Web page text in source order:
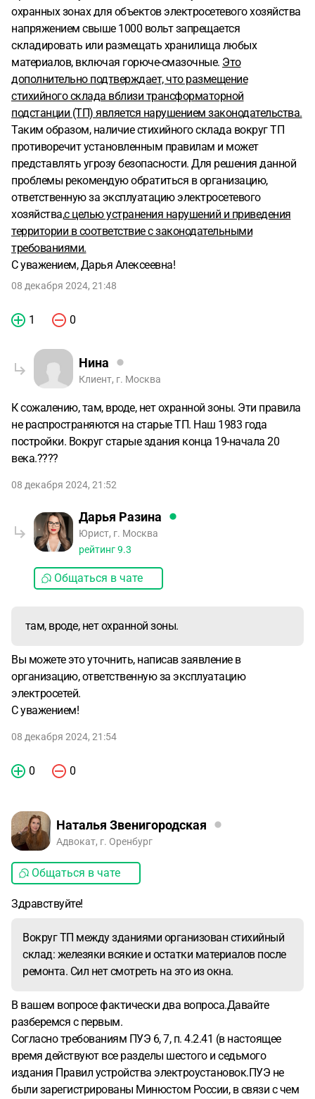
охранных зонах для объектов электросетевого хозяйства
напряжением свыше 1000 вольт запрещается
складировать или размещать хранилища любых
материалов, включая горюче-смазочные. Это
дополнительно подтверждает, что размещение
стихийного склада вблизи трансформаторной
подстанции (ТП) является нарушением законодательства.
Таким образом, наличие стихийного склада вокруг ТП
противоречит установленным правилам и может
представлять угрозу безопасности. Для решения данной
проблемы рекомендую обратиться в организацию,
ответственную за эксплуатацию электросетевого
хозяйства,с целью устранения нарушений и приведения
территории в соответствие с законодательными
требованиями.
С уважением, Дарья Алексеевна!
08 декабря 2024, 21:48
1 0
Нина
Клиент, г. Москва
К сожалению, там, вроде, нет охранной зоны. Эти правила
не распространяются на старые ТП. Наш 1983 года
постройки. Вокруг старые здания конца 19-начала 20
века.????️
08 декабря 2024, 21:52
Дарья Разина
Юрист, г. Москва
рейтинг9.3
Общаться в чате
там, вроде, нет охранной зоны.
Вы можете это уточнить, написав заявление в
организацию, ответственную за эксплуатацию
электросетей.
С уважением!
08 декабря 2024, 21:54
0 0
Наталья Звенигородская
Адвокат, г. Оренбург
Общаться в чате
Здравствуйте!
Вокруг ТП между зданиями организован стихийный
склад: железяки всякие и остатки материалов после
ремонта. Сил нет смотреть на это из окна.
В вашем вопросе фактически два вопроса.Давайте
разберемся с первым.
Согласно требованиям ПУЭ 6, 7, п. 4.2.41 (в настоящее
время действуют все разделы шестого и седьмого
издания Правил устройства электроустановок.ПУЭ не
были зарегистрированы Минюстом России, в связи с чем